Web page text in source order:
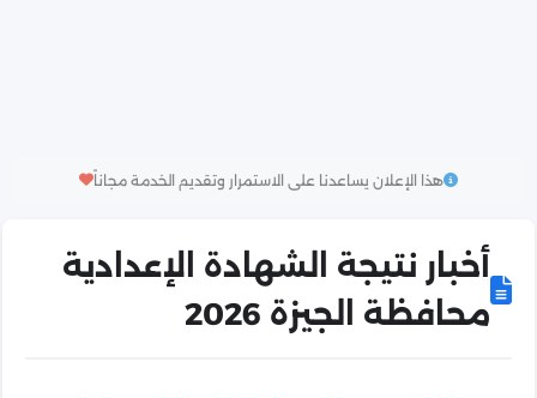
هذا الإعلان يساعدنا على الاستمرار وتقديم الخدمة مجاناً
أخبار نتيجة الشهادة الإعدادية
محافظة الجيزة 2026